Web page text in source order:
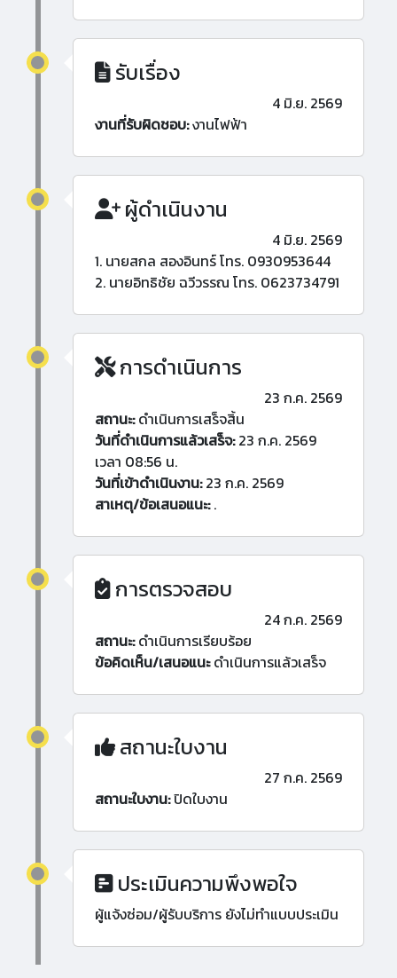
รับเรื่อง
4 มิ.ย. 2569
งานที่รับผิดชอบ:งานไฟฟ้า
ผู้ดำเนินงาน
4 มิ.ย. 2569
1. นายสกล สองอินทร์ โทร. 0930953644
2. นายอิทธิชัย ฉวีวรรณ โทร. 0623734791
การดำเนินการ
23 ก.ค. 2569
สถานะ:ดำเนินการเสร็จสิ้น
วันที่ดำเนินการแล้วเสร็จ:23 ก.ค. 2569
เวลา 08:56 น.
วันที่เข้าดำเนินงาน:23 ก.ค. 2569
สาเหตุ/ข้อเสนอแนะ:.
การตรวจสอบ
24 ก.ค. 2569
สถานะ:ดำเนินการเรียบร้อย
ข้อคิดเห็น/เสนอแนะดำเนินการแล้วเสร็จ
สถานะใบงาน
27 ก.ค. 2569
สถานะใบงาน:ปิดใบงาน
ประเมินความพึงพอใจ
ผู้แจ้งซ่อม/ผู้รับบริการ ยังไม่ทำแบบประเมิน